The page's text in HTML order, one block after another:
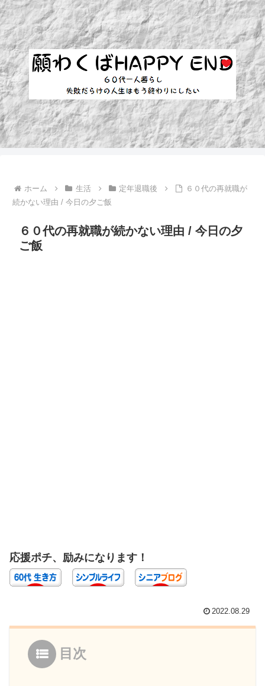
ホーム 生活 定年退職後
６０代の再就職が
続かない理由 / 今日の夕ご飯
６０代の再就職が続かない理由 / 今日の夕
ご飯
応援ポチ、励みになります！
2022.08.29
目次